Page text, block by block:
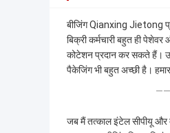
बीजिंग Qianxing Jietong
बिक्री कर्मचारी बहुत ही
कोटेशन प्रदान कर सकते हैं।
पैकेजिंग भी बहुत अच्छी है।
——
जब मैं तत्काल इंटेल सीपीयू और